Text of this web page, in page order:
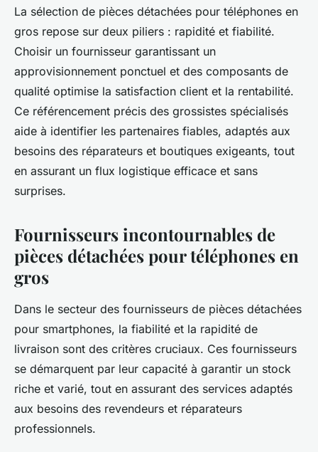
Pièces détachées pour
téléphones en gros : rapidité
et fiabilité
Léa•27 février 2026• 6 min de lecture
La sélection de pièces détachées pour téléphones en
gros repose sur deux piliers : rapidité et fiabilité.
Choisir un fournisseur garantissant un
approvisionnement ponctuel et des composants de
qualité optimise la satisfaction client et la rentabilité.
Ce référencement précis des grossistes spécialisés
aide à identifier les partenaires fiables, adaptés aux
besoins des réparateurs et boutiques exigeants, tout
en assurant un flux logistique efficace et sans
surprises.
Fournisseurs incontournables de
pièces détachées pour téléphones en
gros
Dans le secteur des fournisseurs de pièces détachées
pour smartphones, la fiabilité et la rapidité de
livraison sont des critères cruciaux. Ces fournisseurs
se démarquent par leur capacité à garantir un stock
riche et varié, tout en assurant des services adaptés
aux besoins des revendeurs et réparateurs
professionnels.